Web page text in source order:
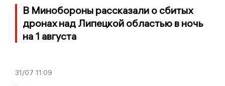
В Минобороны рассказали о сбитых
дронах над Липецкой областью в ночь
на 1 августа
31/07 11:09